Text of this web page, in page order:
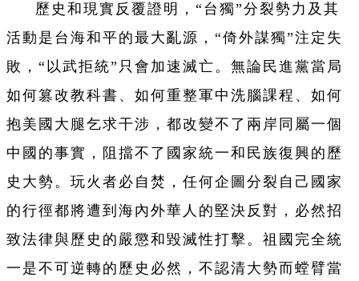
歷史和現實反覆證明，“台獨”分裂勢力及其
活動是台海和平的最大亂源，“倚外謀獨”注定失
敗，“以武拒統”只會加速滅亡。無論民進黨當局
如何篡改教科書、如何重整軍中洗腦課程、如何
抱美國大腿乞求干涉，都改變不了兩岸同屬一個
中國的事實，阻擋不了國家統一和民族復興的歷
史大勢。玩火者必自焚，任何企圖分裂自己國家
的行徑都將遭到海內外華人的堅決反對，必然招
致法律與歷史的嚴懲和毀滅性打擊。祖國完全統
一是不可逆轉的歷史必然，不認清大勢而螳臂當